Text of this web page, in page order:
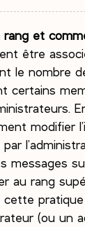
rang et
être
le nombre
certains
modifier
messages
au rang
cette
(ou un